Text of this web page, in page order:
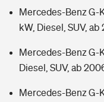
Mercedes-Benz G-
kW, Diesel, SUV, ab
Mercedes-Benz G-
Diesel, SUV, ab
Mercedes-Benz G-